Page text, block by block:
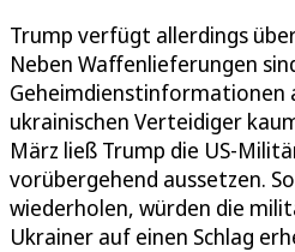
Trump verfügt allerdings
Neben Waffenlieferungen
Geheimdienstinformationen
ukrainischen Verteidiger
März ließ Trump die US-
vorübergehend aussetzen.
wiederholen, würden die
Ukrainer auf einen Schlag